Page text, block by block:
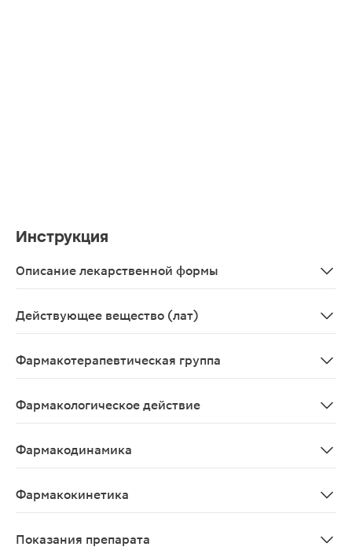
Инструкция
Описание лекарственной формы
Действующее вещество (лат)
Фармакотерапевтическая группа
Фармакологическое действие
Фармакодинамика
Фармакокинетика
Показания препарата